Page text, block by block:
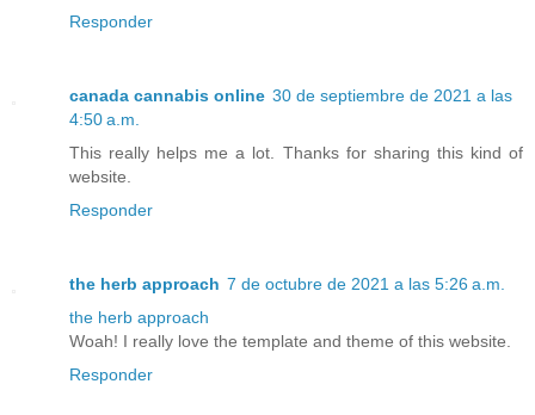
Responder
canada cannabis online 30 de septiembre de 2021 a las
4:50 a.m.
This really helps me a lot. Thanks for sharing this kind of
website.
Responder
the herb approach 7 de octubre de 2021 a las 5:26 a.m.
the herb approach
Woah! I really love the template and theme of this website.
Responder